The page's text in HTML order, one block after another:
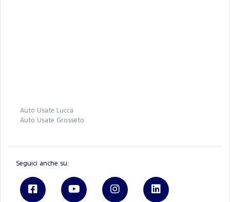
Auto Usate Lucca
Auto Usate Grosseto
Seguici anche su: